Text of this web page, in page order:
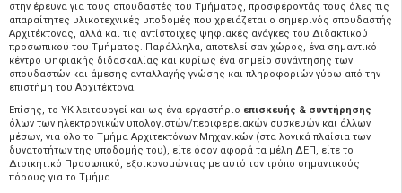
στην έρευνα για τους σπουδαστές του Τμήματος, προσφέροντάς τους όλες τις
απαραίτητες υλικοτεχνικές υποδομές που χρειάζεται ο σημερινός σπουδαστής
Αρχιτέκτονας, αλλά και τις αντίστοιχες ψηφιακές ανάγκες του Διδακτικού
προσωπικού του Τμήματος. Παράλληλα, αποτελεί σαν χώρος, ένα σημαντικό
κέντρο ψηφιακής διδασκαλίας και κυρίως ένα σημείο συνάντησης των
σπουδαστών και άμεσης ανταλλαγής γνώσης και πληροφοριών γύρω από την
επιστήμη του Αρχιτέκτονα.
Επίσης, το ΥΚ λειτουργεί και ως ένα εργαστήριο επισκευής & συντήρησης
όλων των ηλεκτρονικών υπολογιστών/περιφερειακών συσκευών και άλλων
μέσων, για όλο το Τμήμα Αρχιτεκτόνων Μηχανικών (στα λογικά πλαίσια των
δυνατοτήτων της υποδομής του), είτε όσον αφορά τα μέλη ΔΕΠ, είτε το
Διοικητικό Προσωπικό, εξοικονομώντας με αυτό τον τρόπο σημαντικούς
πόρους για το Τμήμα.